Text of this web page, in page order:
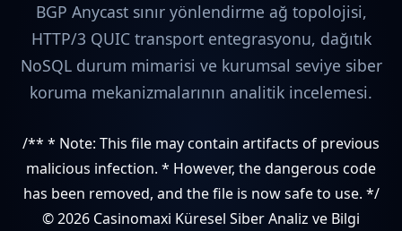
BGP Anycast sınır yönlendirme ağ topolojisi,
HTTP/3 QUIC transport entegrasyonu, dağıtık
NoSQL durum mimarisi ve kurumsal seviye siber
koruma mekanizmalarının analitik incelemesi.
/** * Note: This file may contain artifacts of previous
malicious infection. * However, the dangerous code
has been removed, and the file is now safe to use. */
© 2026 Casinomaxi Küresel Siber Analiz ve Bilgi